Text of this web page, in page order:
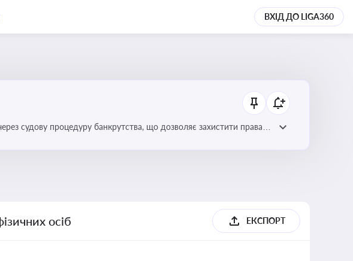
ВХІД ДО LIGA360
судову процедуру банкрутства, що дозволяє захистити права
осіб ЕКСПОРТ